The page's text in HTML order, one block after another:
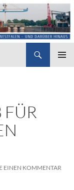
FÜR
EINEN KOMMENTAR